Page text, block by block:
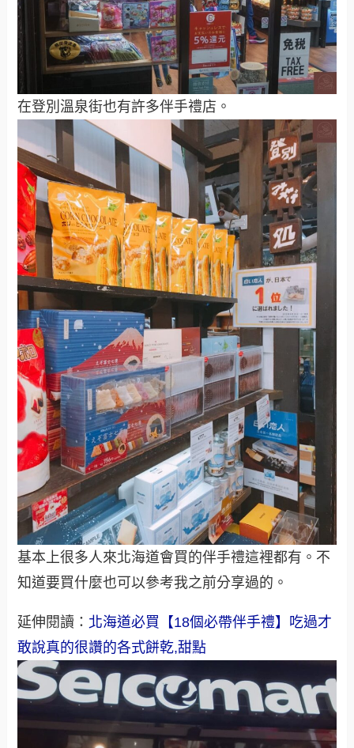
在登別溫泉街也有許多伴手禮店。
基本上很多人來北海道會買的伴手禮這裡都有。不
知道要買什麼也可以參考我之前分享過的。
延伸閱讀： 北海道必買【18個必帶伴手禮】吃過才
敢說真的很讚的各式餅乾,甜點